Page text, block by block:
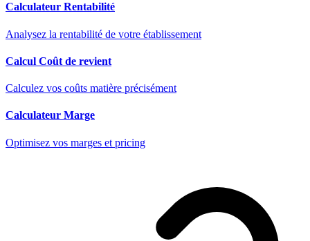
Calculateur Rentabilité
Analysez la rentabilité de votre établissement
Calcul Coût de revient
Calculez vos coûts matière précisément
Calculateur Marge
Optimisez vos marges et pricing